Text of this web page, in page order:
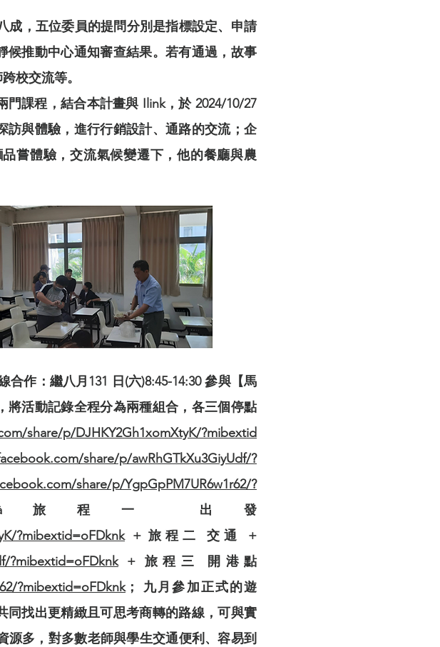
成，五位委員的提問分別是指標設定、申請
推動中心通知審查結果。若有通過，故事
校交流等。
課程，結合本計畫與 Ilink，於 2024/10/27
與體驗，進行行銷設計、通路的交流；企
嘗體驗，交流氣候變遷下，他的餐廳與農
作：繼八月131 日(六)8:45-14:30 參與【馬
活動記錄全程分為兩種組合，各三個停點
share/p/DJHKY2Gh1xomXtyK/?mibextid
share/p/awRhGTkXu3GiyUdf/?
share/p/YgpGpPM7UR6w1r62/?
旅程一 出發
?mibextid=oFDknk+ 旅程二 交通 +
?mibextid=oFDknk+ 旅程三 開港點
?mibextid=oFDknk； 九月參加正式的遊
找出更精緻且可思考商轉的路線，可與實
源多，對多數老師與學生交通便利、容易到